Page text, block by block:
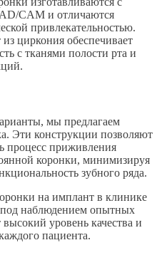
CAM и отличаются
привлекательностью.
циркония обеспечивает
с тканями полости рта и
мы предлагаем
Эти конструкции позволяют
процесс приживления
коронки, минимизируя
зубного ряда.
на имплант в клинике
под наблюдением опытных
уровень качества и
пациента.